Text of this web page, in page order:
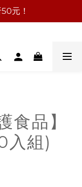
元！
食品】
入組)